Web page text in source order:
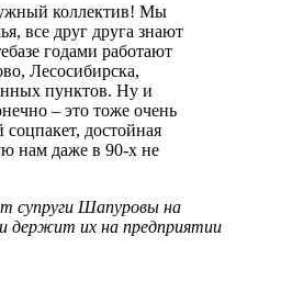
коллектив! Мы
все друг друга знают
годами работают
Лесосибирска,
пунктов. Ну и
– это тоже очень
достойная
нам даже в 90-х не
супруги Шапуровы на
держит их на предприятии